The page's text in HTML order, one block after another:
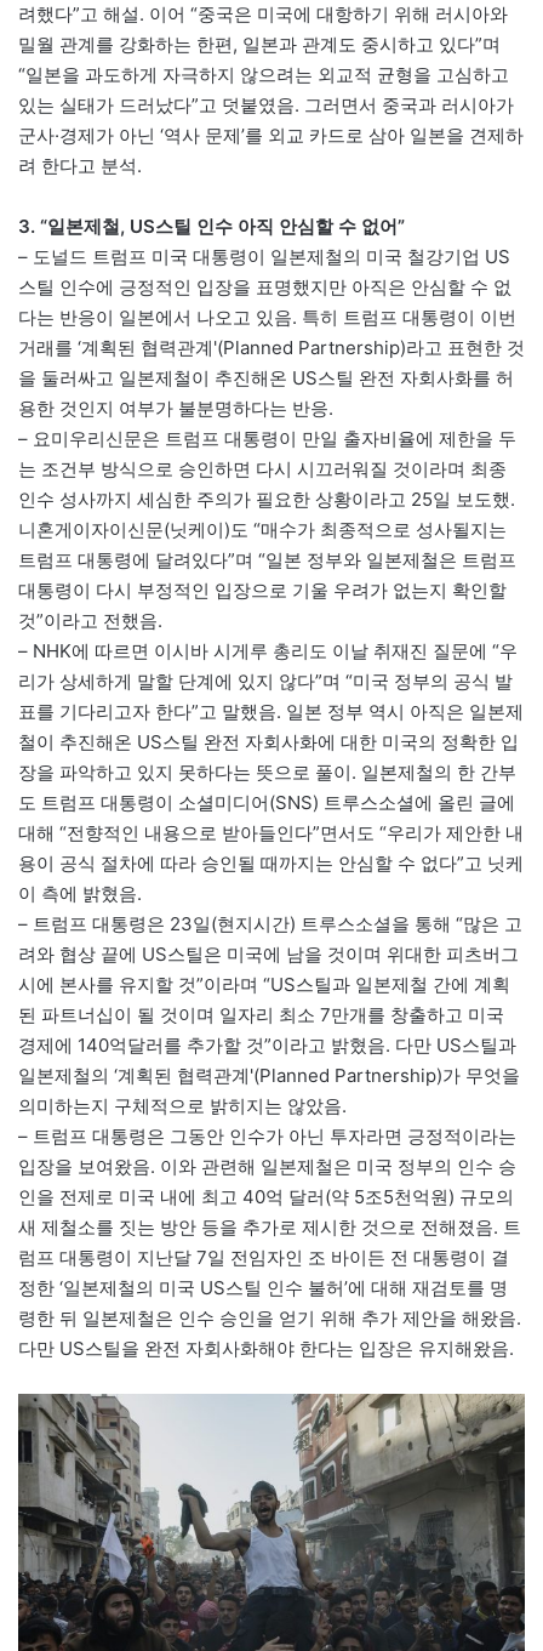
려했다”고 해설. 이어 “중국은 미국에 대항하기 위해 러시아와
밀월 관계를 강화하는 한편, 일본과 관계도 중시하고 있다”며
“일본을 과도하게 자극하지 않으려는 외교적 균형을 고심하고
있는 실태가 드러났다”고 덧붙였음. 그러면서 중국과 러시아가
군사·경제가 아닌 ‘역사 문제’를 외교 카드로 삼아 일본을 견제하
려 한다고 분석.
3. “일본제철, US스틸 인수 아직 안심할 수 없어”
– 도널드 트럼프 미국 대통령이 일본제철의 미국 철강기업 US
스틸 인수에 긍정적인 입장을 표명했지만 아직은 안심할 수 없
다는 반응이 일본에서 나오고 있음. 특히 트럼프 대통령이 이번
거래를 ‘계획된 협력관계'(Planned Partnership)라고 표현한 것
을 둘러싸고 일본제철이 추진해온 US스틸 완전 자회사화를 허
용한 것인지 여부가 불분명하다는 반응.
– 요미우리신문은 트럼프 대통령이 만일 출자비율에 제한을 두
는 조건부 방식으로 승인하면 다시 시끄러워질 것이라며 최종
인수 성사까지 세심한 주의가 필요한 상황이라고 25일 보도했.
니혼게이자이신문(닛케이)도 “매수가 최종적으로 성사될지는
트럼프 대통령에 달려있다”며 “일본 정부와 일본제철은 트럼프
대통령이 다시 부정적인 입장으로 기울 우려가 없는지 확인할
것”이라고 전했음.
– NHK에 따르면 이시바 시게루 총리도 이날 취재진 질문에 “우
리가 상세하게 말할 단계에 있지 않다”며 “미국 정부의 공식 발
표를 기다리고자 한다”고 말했음. 일본 정부 역시 아직은 일본제
철이 추진해온 US스틸 완전 자회사화에 대한 미국의 정확한 입
장을 파악하고 있지 못하다는 뜻으로 풀이. 일본제철의 한 간부
도 트럼프 대통령이 소셜미디어(SNS) 트루스소셜에 올린 글에
대해 “전향적인 내용으로 받아들인다”면서도 “우리가 제안한 내
용이 공식 절차에 따라 승인될 때까지는 안심할 수 없다”고 닛케
이 측에 밝혔음.
– 트럼프 대통령은 23일(현지시간) 트루스소셜을 통해 “많은 고
려와 협상 끝에 US스틸은 미국에 남을 것이며 위대한 피츠버그
시에 본사를 유지할 것”이라며 “US스틸과 일본제철 간에 계획
된 파트너십이 될 것이며 일자리 최소 7만개를 창출하고 미국
경제에 140억달러를 추가할 것”이라고 밝혔음. 다만 US스틸과
일본제철의 ‘계획된 협력관계'(Planned Partnership)가 무엇을
의미하는지 구체적으로 밝히지는 않았음.
– 트럼프 대통령은 그동안 인수가 아닌 투자라면 긍정적이라는
입장을 보여왔음. 이와 관련해 일본제철은 미국 정부의 인수 승
인을 전제로 미국 내에 최고 40억 달러(약 5조5천억원) 규모의
새 제철소를 짓는 방안 등을 추가로 제시한 것으로 전해졌음. 트
럼프 대통령이 지난달 7일 전임자인 조 바이든 전 대통령이 결
정한 ‘일본제철의 미국 US스틸 인수 불허’에 대해 재검토를 명
령한 뒤 일본제철은 인수 승인을 얻기 위해 추가 제안을 해왔음.
다만 US스틸을 완전 자회사화해야 한다는 입장은 유지해왔음.